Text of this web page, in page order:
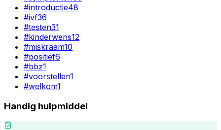
#introductie48
#ivf36
#testen31
#kinderwens12
#miskraam10
#positief6
#bbz1
#voorstellen1
#welkom1
Handig hulpmiddel